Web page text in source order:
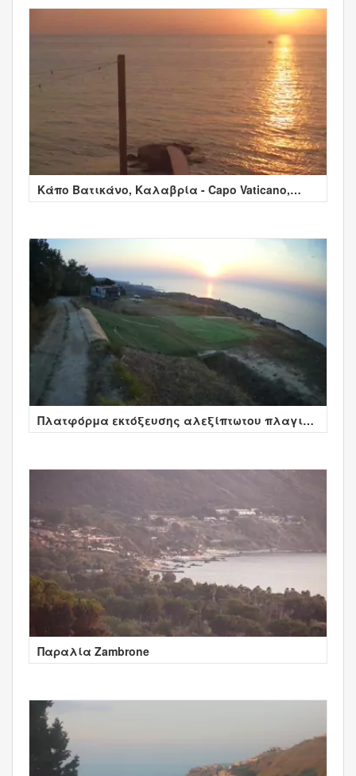
Κάπο Βατικάνο, Καλαβρία - Capo Vaticano,
Calabria
Πλατφόρμα εκτόξευσης αλεξίπτωτου πλαγιάς
- Tropea
Παραλία Zambrone